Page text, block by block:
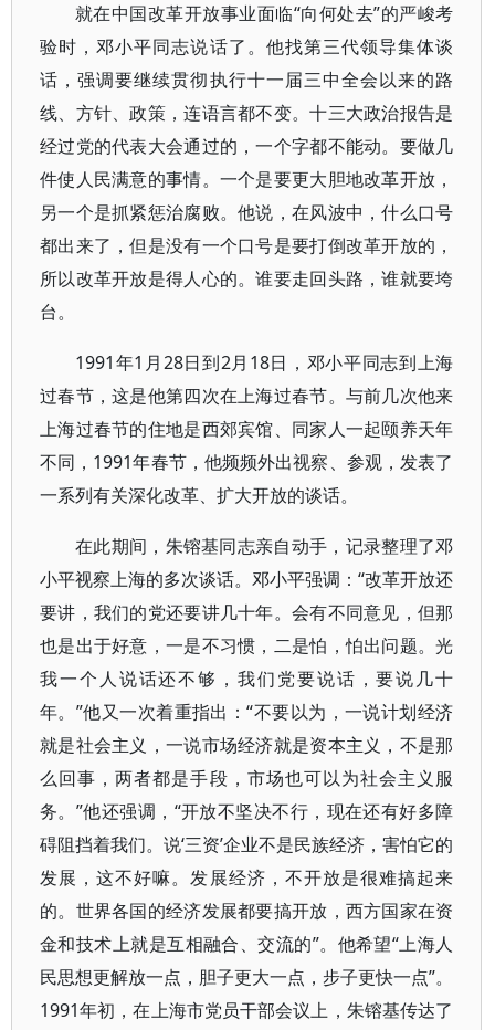
就在中国改革开放事业面临“向何处去”的严峻考
验时，邓小平同志说话了。他找第三代领导集体谈
话，强调要继续贯彻执行十一届三中全会以来的路
线、方针、政策，连语言都不变。十三大政治报告是
经过党的代表大会通过的，一个字都不能动。要做几
件使人民满意的事情。一个是要更大胆地改革开放，
另一个是抓紧惩治腐败。他说，在风波中，什么口号
都出来了，但是没有一个口号是要打倒改革开放的，
所以改革开放是得人心的。谁要走回头路，谁就要垮
台。
1991年1月28日到2月18日，邓小平同志到上海
过春节，这是他第四次在上海过春节。与前几次他来
上海过春节的住地是西郊宾馆、同家人一起颐养天年
不同，1991年春节，他频频外出视察、参观，发表了
一系列有关深化改革、扩大开放的谈话。
在此期间，朱镕基同志亲自动手，记录整理了邓
小平视察上海的多次谈话。邓小平强调：“改革开放还
要讲，我们的党还要讲几十年。会有不同意见，但那
也是出于好意，一是不习惯，二是怕，怕出问题。光
我一个人说话还不够，我们党要说话，要说几十
年。”他又一次着重指出：“不要以为，一说计划经济
就是社会主义，一说市场经济就是资本主义，不是那
么回事，两者都是手段，市场也可以为社会主义服
务。”他还强调，“开放不坚决不行，现在还有好多障
碍阻挡着我们。说‘三资’企业不是民族经济，害怕它的
发展，这不好嘛。发展经济，不开放是很难搞起来
的。世界各国的经济发展都要搞开放，西方国家在资
金和技术上就是互相融合、交流的”。他希望“上海人
民思想更解放一点，胆子更大一点，步子更快一点”。
1991年初，在上海市党员干部会议上，朱镕基传达了